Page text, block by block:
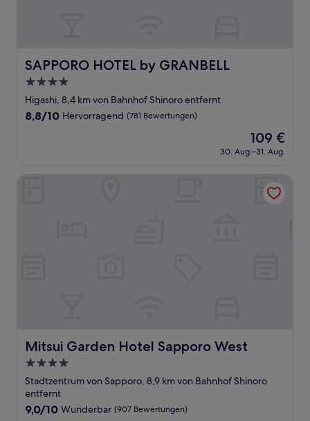
SAPPORO HOTEL by GRANBELL
SAPPORO HOTEL by GRANBELL
4.0-
Sterne-
Unterkunft
Higashi, 8,4 km von Bahnhof Shinoro entfernt
8.8
Bewertungen)
8,8/10 Hervorragend (781 Bewertungen)
Der
Preis
beträgt
109 €
30. Aug.–31. Aug.
Mitsui Garden Hotel Sapporo West
Mitsui Garden Hotel Sapporo West
4.0-
Sterne-
Unterkunft
Stadtzentrum von Sapporo, 8,9 km von Bahnhof Shinoro
entfernt
9.0
9,0/10 Wunderbar (907 Bewertungen)